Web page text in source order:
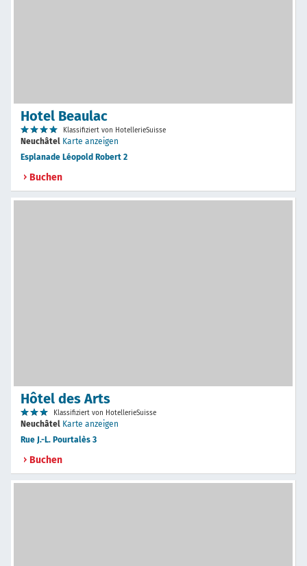
Hotel Beaulac
Klassifiziert von HotellerieSuisse
Neuchâtel Karte anzeigen
Esplanade Léopold Robert 2
Buchen
Hôtel des Arts
Klassifiziert von HotellerieSuisse
Neuchâtel Karte anzeigen
Rue J.-L. Pourtalès 3
Buchen